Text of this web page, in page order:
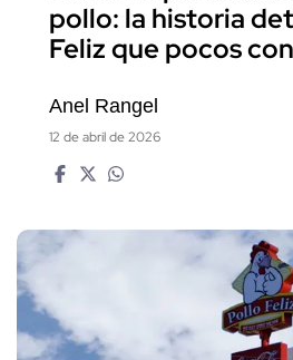
pollo: la historia
Feliz que pocos
Anel Rangel
12 de abril de 2026